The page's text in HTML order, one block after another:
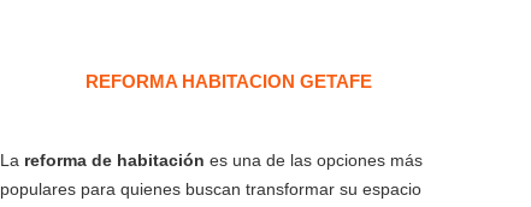
REFORMA HABITACION GETAFE
La reforma de habitación es una de las opciones más
populares para quienes buscan transformar su espacio